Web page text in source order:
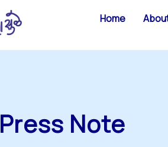
Home
Press Note